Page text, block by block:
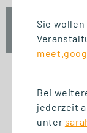
Fr., 25.
10:00 Uhr
START
Sie wollen
Bei
jederzeit
unter